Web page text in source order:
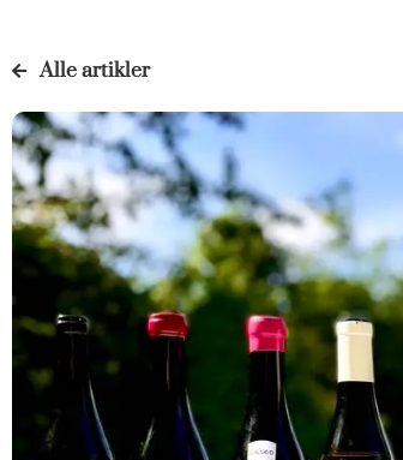
Alle artikler